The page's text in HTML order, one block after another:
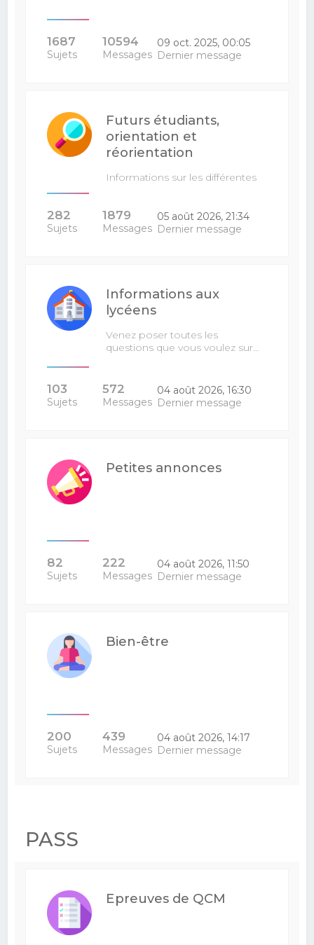
1687
Sujets
10594
Messages
09 oct. 2025, 00:05
Dernier message
Futurs étudiants,
orientation et
réorientation
Informations sur les différentes
282
Sujets
1879
Messages
05 août 2026, 21:34
Dernier message
Informations aux
lycéens
Venez poser toutes les
questions que vous voulez sur…
103
Sujets
572
Messages
04 août 2026, 16:30
Dernier message
Petites annonces
82
Sujets
222
Messages
04 août 2026, 11:50
Dernier message
Bien-être
200
Sujets
439
Messages
04 août 2026, 14:17
Dernier message
PASS
Epreuves de QCM